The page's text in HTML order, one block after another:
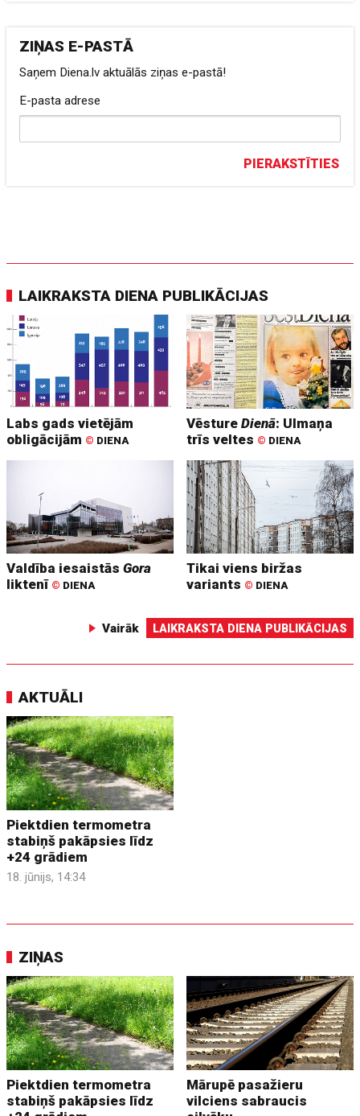
ZIŅAS E-PASTĀ
Saņem Diena.lv aktuālās ziņas e-pastā!
E-pasta adrese
PIERAKSTĪTIES
LAIKRAKSTA DIENA PUBLIKĀCIJAS
Labs gads vietējām
obligācijām © DIENA
VēstureDienā: Ulmaņa
trīs veltes © DIENA
Valdība iesaistāsGora
liktenī © DIENA
Tikai viens biržas
variants © DIENA
Vairāk LAIKRAKSTA DIENA PUBLIKĀCIJAS
AKTUĀLI
Piektdien termometra
stabiņš pakāpsies līdz
+24 grādiem
18. jūnijs, 14:34
ZIŅAS
Piektdien termometra
stabiņš pakāpsies līdz
Mārupē pasažieru
vilciens sabraucis